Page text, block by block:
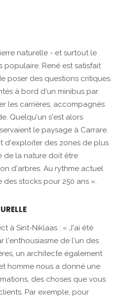
naturelle - et surtout le
populaire. René est satisfait
poser des questions critiques.
à bord d'un minibus par
les carrières, accompagnés
Quelqu'un s'est alors
le paysage à Carrare.
d'exploiter des zones de plus
de la nature doit être
d'arbres. Au rythme actuel
stocks pour 250 ans ».
à Sint-Niklaas : « J'ai été
l'enthousiasme de l'un des
un architecte également
homme nous a donné une
des choses que vous
Par exemple, pour